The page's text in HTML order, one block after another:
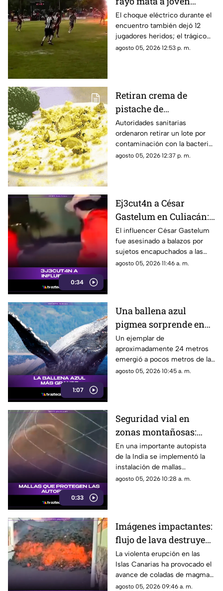
futbolista en pleno
partido
El choque eléctrico durante el
encuentro también dejó 12
jugadores heridos; el trágico
momento quedó grabado.
agosto 05, 2026 12:53 p. m.
Retiran crema de
pistache de
supermercados por
salmonela
Autoridades sanitarias
ordenaron retirar un lote por
contaminación con la bacteria;
revisa los códigos del producto
agosto 05, 2026 12:37 p. m.
0:34
Ej3cut4n a César
Gastelum en Culiacán:
El influencer había
manifestado tener
miedo
El influencer César Gastelum
fue asesinado a balazos por
sujetos encapuchados a las
afueras de un restaurante en
agosto 05, 2026 11:46 a. m.
1:07
Una ballena azul
pigmea sorprende en
las costas de Australia
Un ejemplar de
aproximadamente 24 metros
emergió a pocos metros de la
superficie cerca del muelle
agosto 05, 2026 10:45 a. m.
0:33
Seguridad vial en
zonas montañosas:
instalan mallas
ciclónicas para frenar
caída de rocas
En una importante autopista
de la India se implementó la
instalación de mallas
ciclónicas en los laterales
deslaves.
agosto 05, 2026 10:28 a. m.
Imágenes impactantes:
flujo de lava destruye
viviendas en su
camino hacia la costa
La violenta erupción en las
Islas Canarias ha provocado el
avance de coladas de magma
que destruyen viviendas a su
agosto 05, 2026 09:46 a. m.